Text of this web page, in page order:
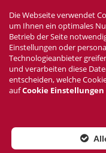
Datenschutzerklärung
Cookie Einstellungen Zur
Zur
Das Fiat 124Spider Forum ist
Forensoftware:
Die Webseite verwendet
um Ihnen ein optimales
Betrieb der Seite
Einstellungen oder
Technologieanbieter
und verarbeiten diese
entscheiden, welche
aufCookie Einstellungen